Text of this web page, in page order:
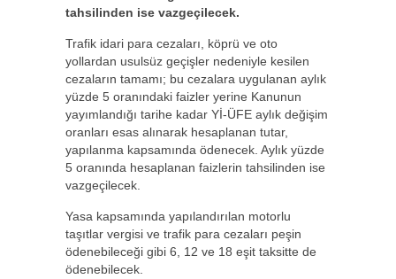
tahsilinden ise vazgeçilecek.
Trafik idari para cezaları, köprü ve oto
yollardan usulsüz geçişler nedeniyle kesilen
cezaların tamamı; bu cezalara uygulanan aylık
yüzde 5 oranındaki faizler yerine Kanunun
yayımlandığı tarihe kadar Yİ-ÜFE aylık değişim
oranları esas alınarak hesaplanan tutar,
yapılanma kapsamında ödenecek. Aylık yüzde
5 oranında hesaplanan faizlerin tahsilinden ise
vazgeçilecek.
Yasa kapsamında yapılandırılan motorlu
taşıtlar vergisi ve trafik para cezaları peşin
ödenebileceği gibi 6, 12 ve 18 eşit taksitte de
ödenebilecek.